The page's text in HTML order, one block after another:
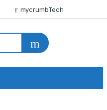
mycrumbTech